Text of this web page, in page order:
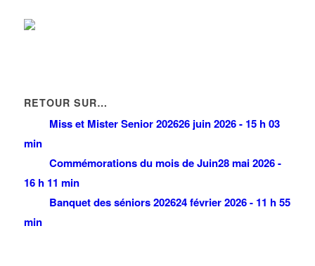
RETOUR SUR…
Miss et Mister Senior 202626 juin 2026 - 15 h 03
min
Commémorations du mois de Juin28 mai 2026 -
16 h 11 min
Banquet des séniors 202624 février 2026 - 11 h 55
min